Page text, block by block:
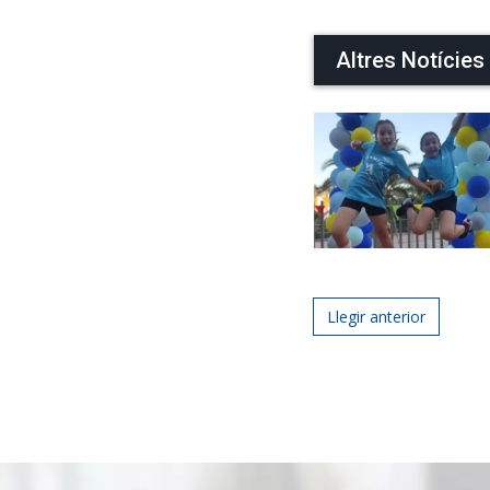
Altres Notícies
Post
Llegir anterior